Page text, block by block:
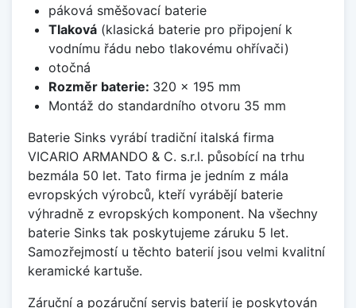
páková směšovací baterie
Tlaková(klasická baterie pro připojení k
vodnímu řádu nebo tlakovému ohřívači)
otočná
Rozměr baterie: 320 x 195 mm
Montáž do standardního otvoru 35 mm
Baterie Sinks vyrábí tradiční italská firma
VICARIO ARMANDO & C. s.r.l. působící na trhu
bezmála 50 let. Tato firma je jedním z mála
evropských výrobců, kteří vyrábějí baterie
výhradně z evropských komponent. Na všechny
baterie Sinks tak poskytujeme záruku 5 let.
Samozřejmostí u těchto baterií jsou velmi kvalitní
keramické kartuše.
Záruční a pozáruční servis baterií je poskytován